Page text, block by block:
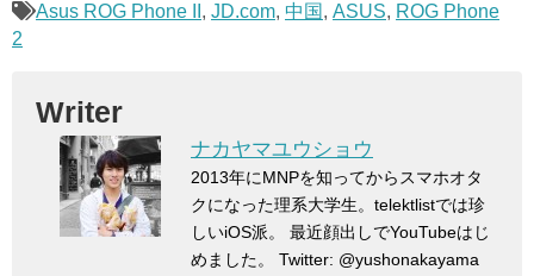
Asus ROG Phone II , JD.com, 中国 , ASUS, ROG Phone
2
Writer
ナカヤマユウショウ
2013年にMNPを知ってからスマホオタ
クになった理系大学生。telektlistでは珍
しいiOS派。 最近顔出しでYouTubeはじ
めました。 Twitter: @yushonakayama